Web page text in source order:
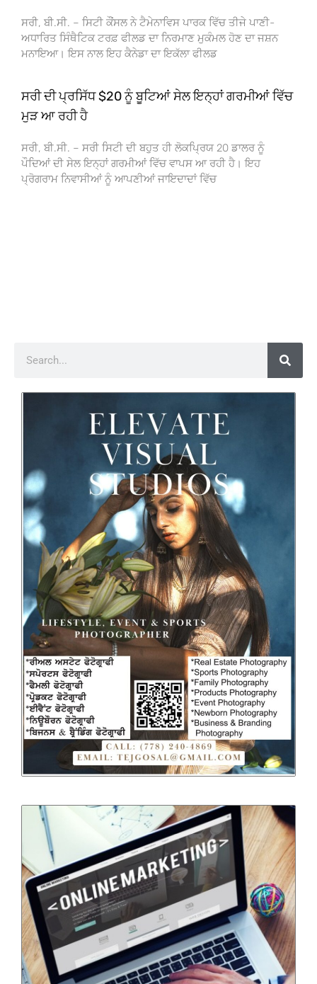
ਸਰੀ, ਬੀ.ਸੀ. – ਸਿਟੀ ਕੌਂਸਲ ਨੇ ਟੈਮੇਨਾਵਿਸ ਪਾਰਕ ਵਿੱਚ ਤੀਜੇ ਪਾਣੀ-
ਅਧਾਰਿਤ ਸਿੰਥੈਟਿਕ ਟਰਫ਼ ਫੀਲਡ ਦਾ ਨਿਰਮਾਣ ਮੁਕੰਮਲ ਹੋਣ ਦਾ ਜਸ਼ਨ
ਮਨਾਇਆ। ਇਸ ਨਾਲ ਇਹ ਕੈਨੇਡਾ ਦਾ ਇਕੱਲਾ ਫੀਲਡ
ਸਰੀ ਦੀ ਪ੍ਰਸਿੱਧ $20 ਨੂੰ ਬੂਟਿਆਂ ਸੇਲ ਇਨ੍ਹਾਂ ਗਰਮੀਆਂ ਵਿੱਚ
ਮੁੜ ਆ ਰਹੀ ਹੈ
ਸਰੀ, ਬੀ.ਸੀ. – ਸਰੀ ਸਿਟੀ ਦੀ ਬਹੁਤ ਹੀ ਲੋਕਪ੍ਰਿਯ 20 ਡਾਲਰ ਨੂੰ
ਪੌਦਿਆਂ ਦੀ ਸੇਲ ਇਨ੍ਹਾਂ ਗਰਮੀਆਂ ਵਿੱਚ ਵਾਪਸ ਆ ਰਹੀ ਹੈ। ਇਹ
ਪ੍ਰੋਗਰਾਮ ਨਿਵਾਸੀਆਂ ਨੂੰ ਆਪਣੀਆਂ ਜਾਇਦਾਦਾਂ ਵਿੱਚ